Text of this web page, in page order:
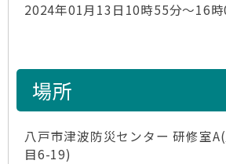
2024年01月13日10時55分～16
場所
八戸市津波防災センター 研修室
目6-19)